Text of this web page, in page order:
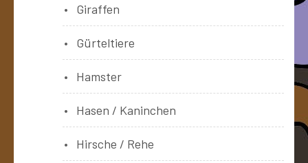
Giraffen
Gürteltiere
Hamster
Hasen / Kaninchen
Hirsche / Rehe